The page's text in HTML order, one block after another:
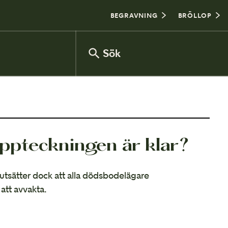
BEGRAVNING BRÖLLOP
Sök
Vanliga frågor om arv
är klar?
dock att alla dödsbodelägare
avvakta.